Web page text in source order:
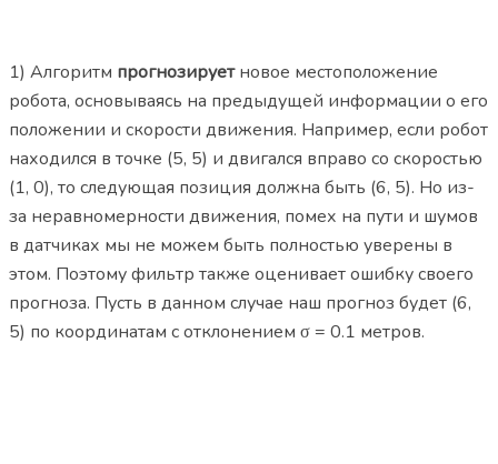
1) Алгоритм прогнозируетновое местоположение
робота, основываясь на предыдущей информации о его
положении и скорости движения. Например, если робот
находился в точке (5, 5) и двигался вправо со скоростью
(1, 0), то следующая позиция должна быть (6, 5). Но из-
за неравномерности движения, помех на пути и шумов
в датчиках мы не можем быть полностью уверены в
этом. Поэтому фильтр также оценивает ошибку своего
прогноза. Пусть в данном случае наш прогноз будет (6,
5) по координатам с отклонением σ = 0.1 метров.